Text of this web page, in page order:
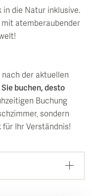
in die Natur inklusive.
atemberaubender
der aktuellen
buchen, desto
Buchung
sondern
für Ihr Verständnis!